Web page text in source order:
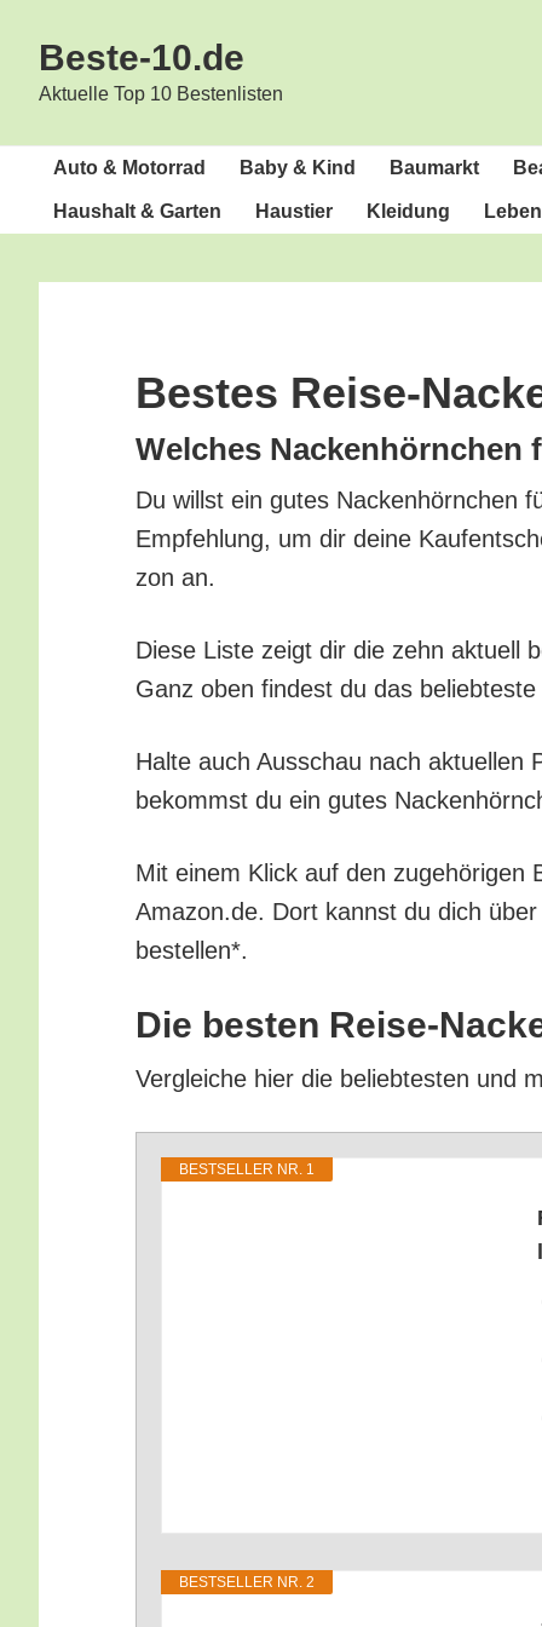
Hauptnavigation
springen
Inhalt
springen
Beste-10.de
Aktuelle Top 10 Bestenlisten
Auto & Motorrad Baby & Kind Bau­markt
Haus­halt & Garten Haus­tier Klei­dung
Bes­tes Reise-
Wel­ches Nacken­hörn­chen
Du willst ein gutes Nacken­hörn­chen
Emp­feh­lung, um dir dei­ne
zon an.
Die­se Lis­te zeigt dir die zehn aktu­ell
Ganz oben fin­dest du das
Hal­te auch Aus­schau nach aktu­el­len
bekommst du ein gutes
Mit einem Klick auf den zuge­hö­ri­gen
Amazon.de. Dort kannst du dich
bestellen*.
Die bes­ten Rei­se-
Ver­glei­che hier die belieb­tes­ten und
BEST­SEL­LER NR. 1
BEST­SEL­LER NR. 2